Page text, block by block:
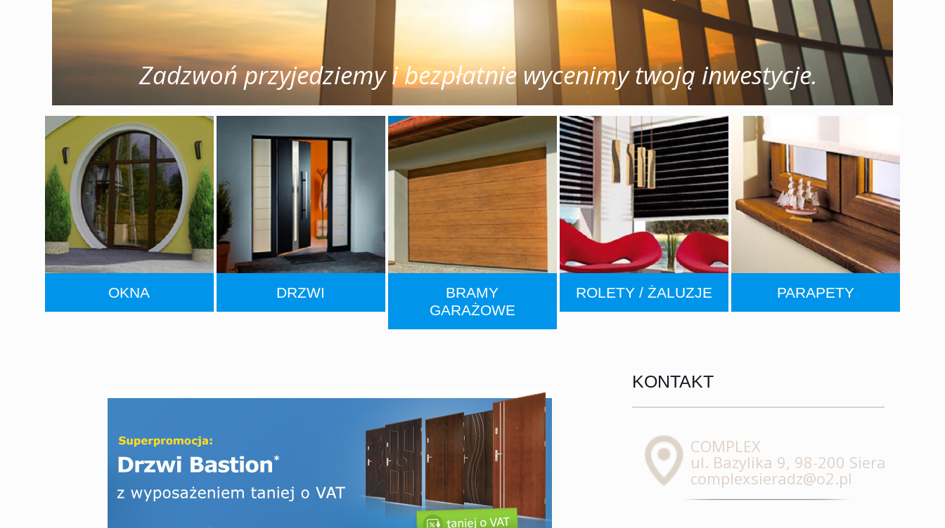
Zadzwoń przyjedziemy i bezpłatnie wycenimy twoją inwestycje.
OKNA DRZWI
BRAMY
GARAŻOWE
ROLETY / ŻALUZJE PARAPETY
KONTAKT
COMPLEX
ul. Bazylika 9, 98-200 Sieradz
complexsieradz@o2.pl